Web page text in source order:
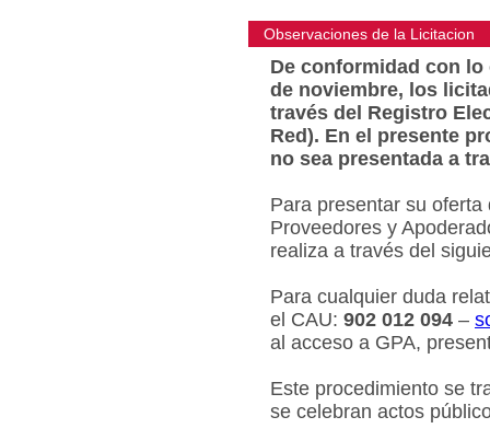
Observaciones de la Licitacion
De conformidad con lo
de noviembre, los
través del Registro
Red). En el presente
no sea presentada a
Para presentar su
Proveedores y
realiza a través del
Para cualquier duda
el CAU: 902 012 094 –
al acceso a GPA,
Este procedimiento se
se celebran actos